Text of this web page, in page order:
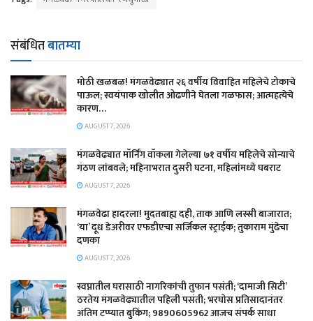
संबंधितबातम्या
मोठी खळबळ! मंगळवेढ्यात २६ वर्षीय विवाहित महिलेचे टोकाचे
पाऊल; स्वयंपाक खोलीत ओढणीने घेतला गळफास; आत्महत्येचे
कारण…
AUGUST 7, 2026
मंगळवेढ्यात मॉर्निंग वॉकला गेलेल्या ७१ वर्षीय महिलेचे सोन्याचे
गंठण लांबवले; महिनाभरात दुसरी घटना, महिलांमध्ये घबराट
AUGUST 7, 2026
​मंगळवेढा हादरला! मुदतबाह्य दही, ताक आणि लस्सी बाजारात;
‘या’ दूध डेअरीवर एफडीएचा सर्जिकल स्ट्राईक; ​तुकाराम मुंढेचा
दणका
AUGUST 7, 2026
स्वप्नातील घरासाठी नागरिकांची तुफान पसंती; ‘दामाजी सिटी’
ठरतेय मंगळवेढ्यातील पहिली पसंती; भरघोस प्रतिसादानंतर
अंतिम टप्प्यात बुकिंग; 9890605962 आजच संपर्क साधा